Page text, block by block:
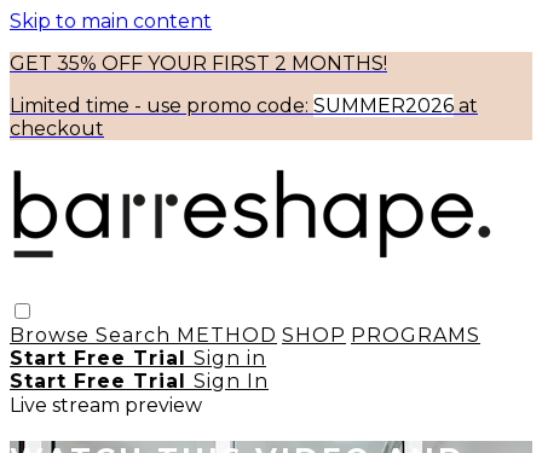
Skip to main content
GET 35% OFF YOUR FIRST 2 MONTHS!
Limited time - use promo code: SUMMER2026 at
checkout
Browse Search METHOD SHOP PROGRAMS
Start Free Trial Sign in
Start Free Trial Sign In
Live stream preview